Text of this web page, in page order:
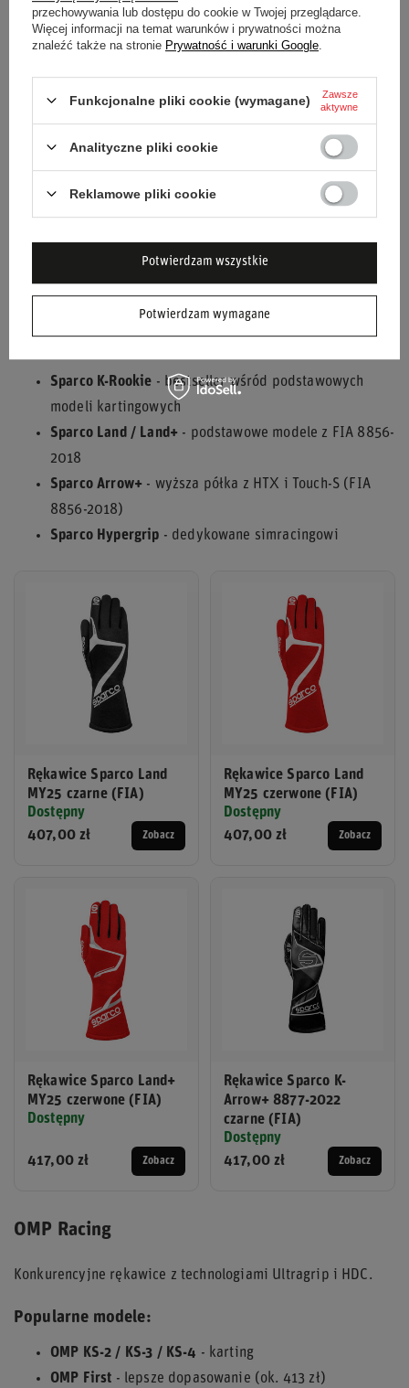
153,00 zł Zobacz
Dostępny
153,00 zł
Zobacz
Możesz trenować simracing w rękawicach
FIA lub kartingowych - daje to lepsze czucie i realizm.
Oferuje jedne z najlepszych rękawic w relacji cena-jakość.
mikrowulkanów tłumiących wibracje.
Sparco K-Rookie - bestseller wśród podstawowych
modeli kartingowych
Sparco Land / Land+ - podstawowe modele z FIA 8856-
2018
Sparco Arrow+ - wyższa półka z HTX i Touch-S (FIA
8856-2018)
Sparco Hypergrip - dedykowane simracingowi
Rękawice Sparco Land
MY25 czarne (FIA)
Dostępny
407,00 zł
Zobacz
Rękawice Sparco Land
MY25 czerwone (FIA)
Dostępny
407,00 zł
Zobacz
Rękawice Sparco Land+
MY25 czerwone (FIA)
Dostępny
417,00 zł Zobacz
Rękawice Sparco K-
Arrow+ 8877-2022
czarne (FIA)
Dostępny
417,00 zł
Zobacz
OMP Racing
Konkurencyjne rękawice z technologiami Ultragrip i HDC.
Popularne modele:
OMP KS-2 / KS-3 / KS-4 - karting
OMP First - lepsze dopasowanie (ok. 413 zł)
przechowywania lub dostępu do cookie w Twojej przeglądarce.
Więcej informacji na temat warunków i prywatności można
znaleźć także na stronie Prywatność i warunki Google
Funkcjonalne pliki cookie (wymagane)
Zawsze
aktywne
Analityczne pliki cookie
Reklamowe pliki cookie
Potwierdzam wymagane
Potwierdzam wszystkie